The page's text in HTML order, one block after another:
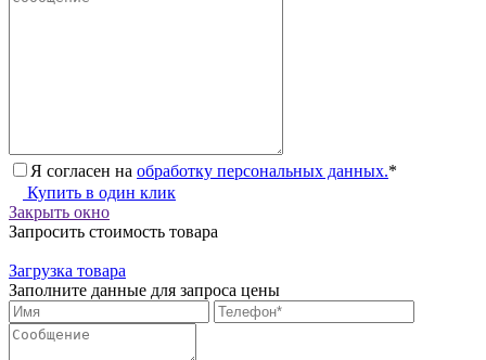
Я согласен на обработку персональных данных.*
Купить в один клик
Закрыть окно
Запросить стоимость товара
Загрузка товара
Заполните данные для запроса цены